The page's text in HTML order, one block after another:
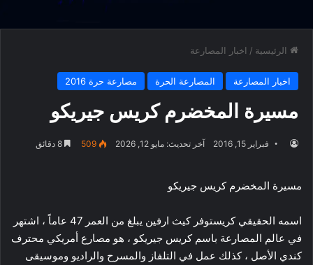
الرئيسية / اخبار المصارعة
اخبار المصارعة المصارعة الحرة مصارعة حرة 2016
مسيرة المخضرم كريس جيريكو
فبراير 15, 2016 آخر تحديث: مايو 12, 2026 509
مسيرة المخضرم كريس جيريكو
اسمه الحقيقي كريستوفر كيث ارفين يبلغ من العمر 47 عاماً ، اشتهر
في عالم المصارعة باسم كريس جيريكو ، هو مصارع أمريكي محترف
كندي الأصل ، كذلك عمل في التلفاز والمسرح والراديو وموسيقى